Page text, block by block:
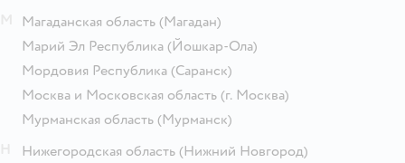
Магаданская область (Магадан)
Марий Эл Республика (Йошкар-Ола)
Мордовия Республика (Саранск)
Москва и Московская область (г. Москва)
Мурманская область (Мурманск)
Нижегородская область (Нижний Новгород)